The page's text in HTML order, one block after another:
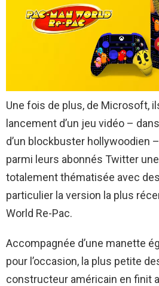
Une fois de plus, de Microsoft,
lancement d’un jeu vidéo –
d’un blockbuster hollywoodien
parmi leurs abonnés Twitter
totalement thématisée avec
particulier la version la plus
World Re-Pac.
Accompagnée d’une manette
pour l’occasion, la plus petite
constructeur américain en finit